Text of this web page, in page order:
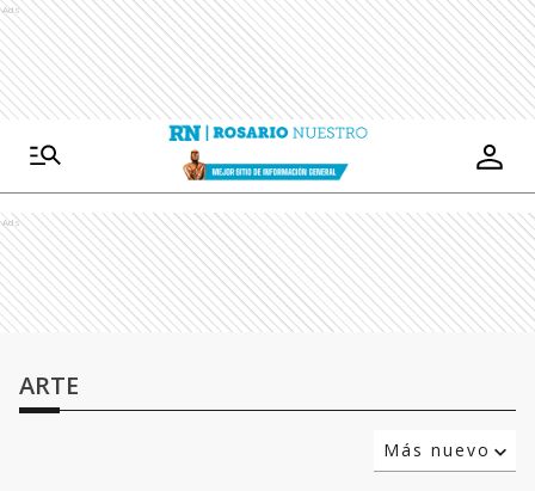
Ads
Ads
ARTE
Más nuevo